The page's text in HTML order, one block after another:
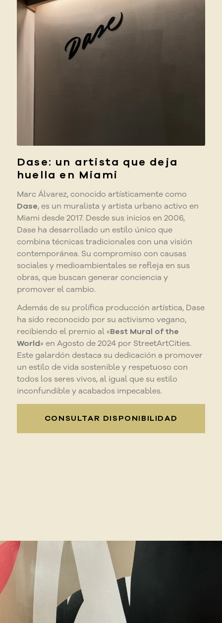
Dase: un artista que deja
huella en Miami
Marc Álvarez, conocido artísticamente como
Dase, es un muralista y artista urbano activo en
Miami desde 2017. Desde sus inicios en 2006,
Dase ha desarrollado un estilo único que
combina técnicas tradicionales con una visión
contemporánea. Su compromiso con causas
sociales y medioambientales se refleja en sus
obras, que buscan generar conciencia y
promover el cambio.
Además de su prolífica producción artística, Dase
ha sido reconocido por su activismo vegano,
recibiendo el premio al «Best Mural of the
World» en Agosto de 2024 por StreetArtCities.
Este galardón destaca su dedicación a promover
un estilo de vida sostenible y respetuoso con
todos los seres vivos, al igual que su estilo
inconfundible y acabados impecables.
CONSULTAR DISPONIBILIDAD